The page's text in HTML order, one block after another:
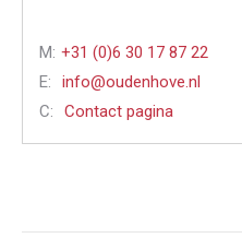
M: +31 (0)6 30 17 87 22
E:
info@oudenhove.nl
C:
Contact pagina